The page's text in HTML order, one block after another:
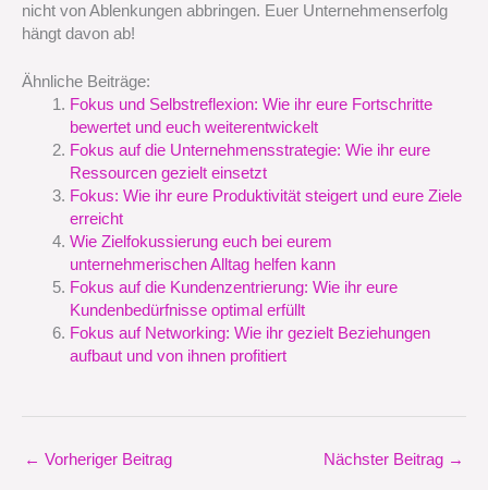
nicht von Ablenkungen abbringen. Euer Unternehmenserfolg
hängt davon ab!
Ähnliche Beiträge:
Fokus und Selbstreflexion: Wie ihr eure Fortschritte
bewertet und euch weiterentwickelt
Fokus auf die Unternehmensstrategie: Wie ihr eure
Ressourcen gezielt einsetzt
Fokus: Wie ihr eure Produktivität steigert und eure Ziele
erreicht
Wie Zielfokussierung euch bei eurem
unternehmerischen Alltag helfen kann
Fokus auf die Kundenzentrierung: Wie ihr eure
Kundenbedürfnisse optimal erfüllt
Fokus auf Networking: Wie ihr gezielt Beziehungen
aufbaut und von ihnen profitiert
← Vorheriger Beitrag Nächster Beitrag →